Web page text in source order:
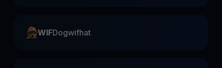
WIFDogwifhat